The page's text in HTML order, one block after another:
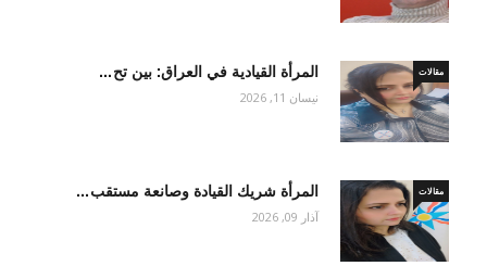
المرأة القيادية في العراق: بين تح… مقالات
نيسان 11, 2026
المرأة شريك القيادة وصانعة مستقب… مقالات
آذار 09, 2026